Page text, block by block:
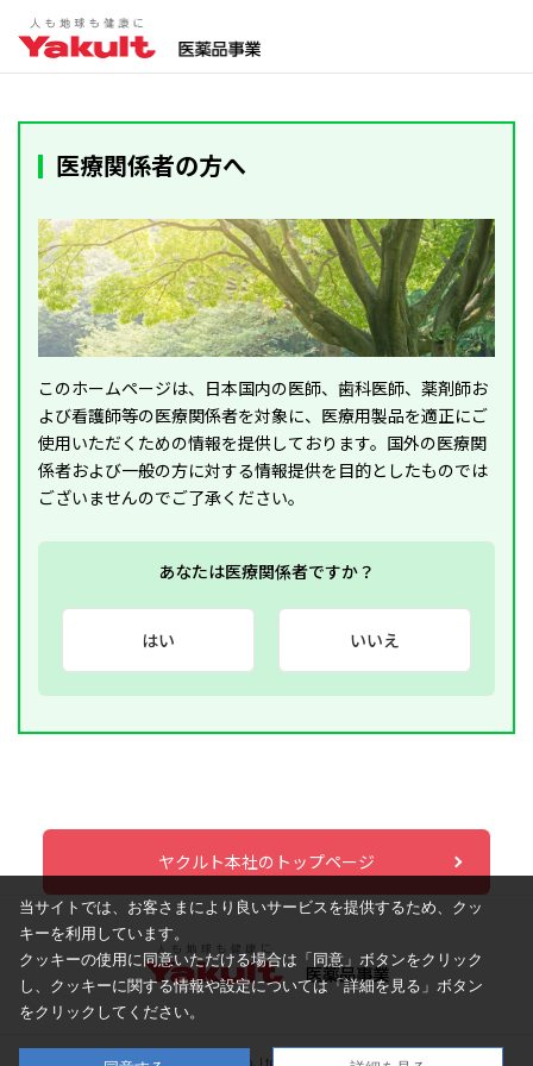
医療関係者の方へ
このホームページは、日本国内の医師、歯科医師、薬剤師お
よび看護師等の医療関係者を対象に、医療用製品を適正にご
使用いただくための情報を提供しております。国外の医療関
係者および一般の方に対する情報提供を目的としたものでは
ございませんのでご了承ください。
あなたは医療関係者ですか？
はい いいえ
ヤクルト本社のトップページ
© Yakult Honsha Co.,Ltd. All Rights Reserved.
当サイトでは、お客さまにより良いサービスを提供するため、クッ
キーを利用しています。
クッキーの使用に同意いただける場合は「同意」ボタンをクリック
し、 クッキーに関する情報や設定については「詳細を見る」ボタン
をクリックしてください。